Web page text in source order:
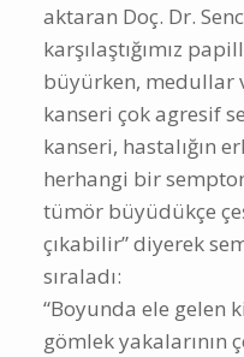
aktaran Doç. Dr.
karşılaştığımız
büyürken, medullar
kanseri çok agresif
kanseri, hastalığın
herhangi bir
tümör büyüdükçe
çıkabilir” diyerek
sıraladı:
“Boyunda ele gelen
gömlek yakalarının